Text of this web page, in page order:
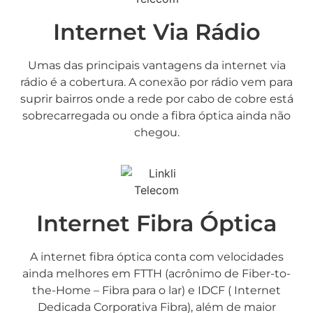
Internet Via Rádio
Umas das principais vantagens da internet via
rádio é a cobertura. A conexão por rádio vem para
suprir bairros onde a rede por cabo de cobre está
sobrecarregada ou onde a fibra óptica ainda não
chegou.
Internet Fibra Óptica
A internet fibra óptica conta com velocidades
ainda melhores em FTTH (acrônimo de Fiber-to-
the-Home – Fibra para o lar) e IDCF ( Internet
Dedicada Corporativa Fibra), além de maior